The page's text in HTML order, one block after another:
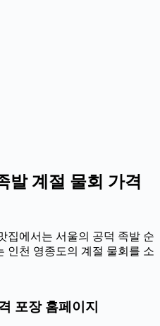
발 계절 물회 가격
집에서는 서울의 공덕 족발 순
인천 영종도의 계절 물회를 소
포장 홈페이지